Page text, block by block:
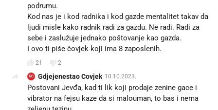
podrumu.
Kod nas je i kod radnika i kod gazde mentalitet takav da
ljudi misle kako radnik radi za gazdu. Ne radi. Radi za
sebe i zaslužuje jednako poštovanje kao gazda.
I ovo ti piše čovjek koji ima 8 zaposlenih.
21 2
GC Gdjejenestao Covjek 10.10.2023.
Postovani Jevđa, kad ti lik koji prodaje zenine gace i
vibrator na fejsu kaze da si malouman, to bas i nema